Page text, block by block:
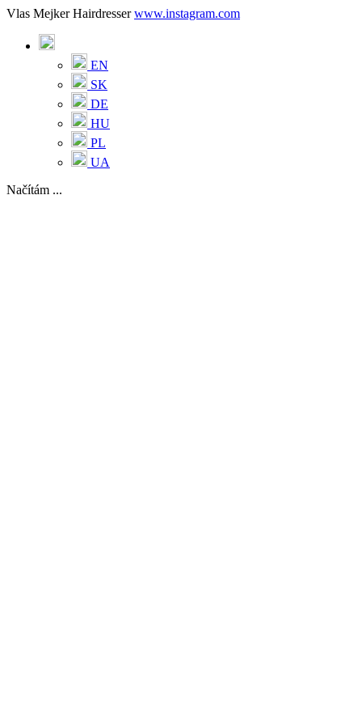
Vlas Mejker Hairdresser www.instagram.com
EN
SK
DE
HU
PL
UA
Načítám ...